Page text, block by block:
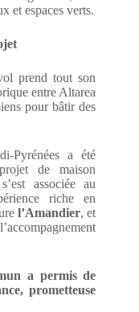
et espaces verts.
prend tout son
entre Altarea
pour bâtir des
Pyrénées a été
de maison
associée au
riche en
l’Amandier, et
a permis de
prometteuse